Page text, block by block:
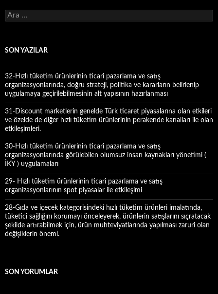
A
r
a
SON YAZILAR
32-Hızlı tüketim ürünlerinin ticari pazarlama ve satış
organizasyonlarında, doğru strateji, politika ve kararların belirlenip
uygulamaya geçirilebilmesinin alt yapısının hazırlanması
31-Discount marketlerin genelde Türk ticaret piyasalarına olan etkileri
ve özelde de diğer hızlı tüketim ürünlerinin perakende kanalları ile olan
etkileşimleri.
30-Hızlı tüketim ürünlerinin ticari pazarlama ve satış
organizasyonlarında görülebilen olumsuz insan kaynakları yönetimi (
İKY ) uygulamaları
29- Hızlı tüketim ürünlerinin ticari pazarlama ve satış
organizasyonlarının spot piyasalar ile etkileşimi
28-Gıda ve içecek kategorisindeki hızlı tüketim ürünleri imalatında,
tüketici sağlığını korumayı önceleyerek, ürünlerin satışlarını sıçratacak
şekilde artırabilmek için, ürün muhteviyatlarında yapılması zaruri olan
değişiklerin önemi.
SON YORUMLAR